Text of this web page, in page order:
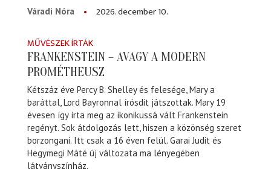
Váradi Nóra
2026. december 10.
MŰVÉSZEK ÍRTÁK
FRANKENSTEIN – AVAGY A MODERN
PROMÉTHEUSZ
Kétszáz éve Percy B. Shelley és felesége, Mary a
baráttal, Lord Bayronnal írósdit játszottak. Mary 19
évesen így írta meg az ikonikussá vált Frankenstein
regényt. Sok átdolgozás lett, hiszen a közönség szeret
borzongani. Itt csak a 16 éven felül. Garai Judit és
Hegymegi Máté új változata ma lényegében
látványszínház.